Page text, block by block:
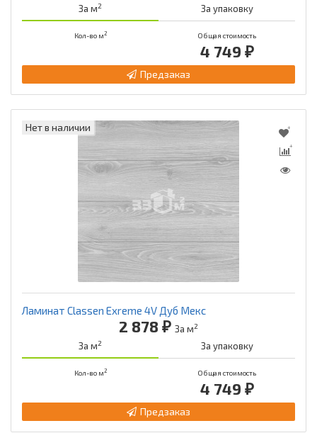
За м2 За упаковку
Кол-во м2 Общая стоимость
4 749 ₽
Предзаказ
Нет в наличии
Ламинат Classen Exreme 4V Дуб Мекс
2 878 ₽ За м2
За м2 За упаковку
Кол-во м2 Общая стоимость
4 749 ₽
Предзаказ